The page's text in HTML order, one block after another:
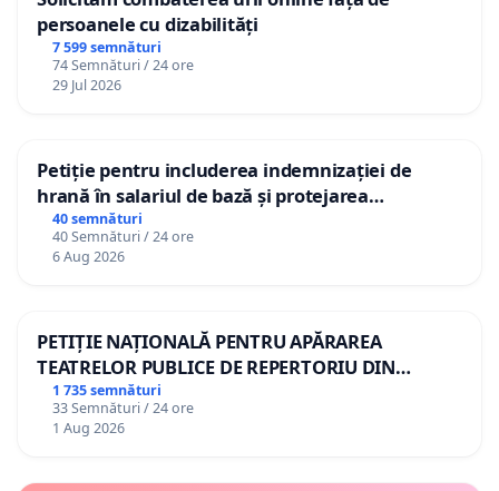
persoanele cu dizabilități
7 599 semnături
74 Semnături / 24 ore
29 Jul 2026
Petiție pentru includerea indemnizației de
hrană în salariul de bază și protejarea
gradațiilor de vechime pentru asistenții
personali
40 semnături
40 Semnături / 24 ore
6 Aug 2026
PETIȚIE NAȚIONALĂ PENTRU APĂRAREA
TEATRELOR PUBLICE DE REPERTORIU DIN
ROMÂNIA
1 735 semnături
33 Semnături / 24 ore
1 Aug 2026